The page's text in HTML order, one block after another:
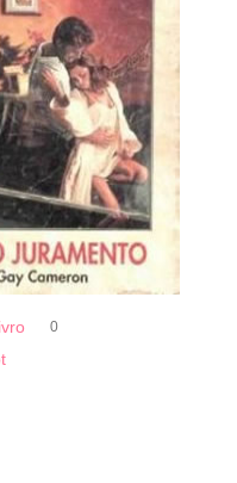
0